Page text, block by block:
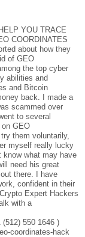
YOU TRACE
COORDINATES
about how they
of GEO
the top cyber
abilities and
and Bitcoin
back. I made a
scammed over
to several
GEO
them voluntarily,
myself really lucky
know what may have
need his great
there. I have
confident in their
Expert Hackers
with a
550 1646 )
coordinates-hack